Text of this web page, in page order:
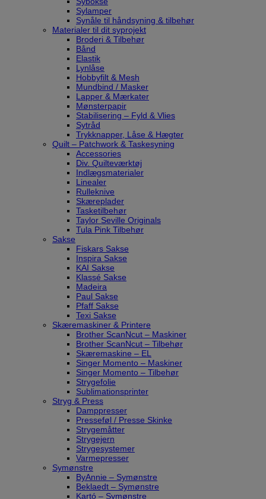
Sylamper
Synåle til håndsyning & tilbehør
Materialer til dit syprojekt
Broderi & Tilbehør
Bånd
Elastik
Lynlåse
Hobbyfilt & Mesh
Mundbind / Masker
Lapper & Mærkater
Mønsterpapir
Stabilisering – Fyld & Vlies
Sytråd
Trykknapper, Låse & Hægter
Quilt – Patchwork & Taskesyning
Accessories
Div. Quilteværktøj
Indlægsmaterialer
Linealer
Rulleknive
Skæreplader
Tasketilbehør
Taylor Seville Originals
Tula Pink Tilbehør
Sakse
Fiskars Sakse
Inspira Sakse
KAI Sakse
Klassé Sakse
Madeira
Paul Sakse
Pfaff Sakse
Texi Sakse
Skæremaskiner & Printere
Brother ScanNcut – Maskiner
Brother ScanNcut – Tilbehør
Skæremaskine – EL
Singer Momento – Maskiner
Singer Momento – Tilbehør
Strygefolie
Sublimationsprinter
Stryg & Press
Damppresser
Presseføl / Presse Skinke
Strygemåtter
Strygejern
Strygesystemer
Varmepresser
Symønstre
ByAnnie – Symønstre
Beklaedt – Symønstre
Kartó – Symønstre